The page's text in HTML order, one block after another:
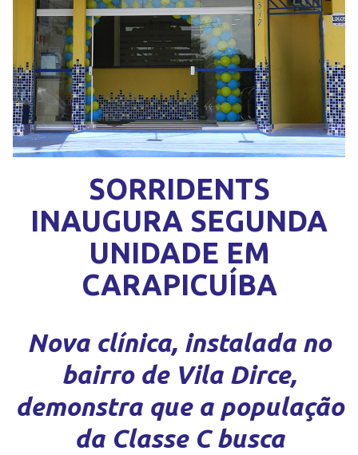
SORRIDENTS
INAUGURA SEGUNDA
UNIDADE EM
CARAPICUÍBA
Nova clínica, instalada no
bairro de Vila Dirce,
demonstra que a população
da Classe C busca